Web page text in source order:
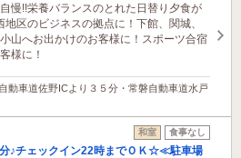
慢!!栄養バランスのとれた日替り夕食が
地区のビジネスの拠点に！下館、関城、
山へお出かけのお客様に！スポーツ合宿
客様に！
動車道佐野ICより３５分・常磐自動車道水戸
和室 食事なし
分♪チェックイン22時までＯＫ☆≪駐車場